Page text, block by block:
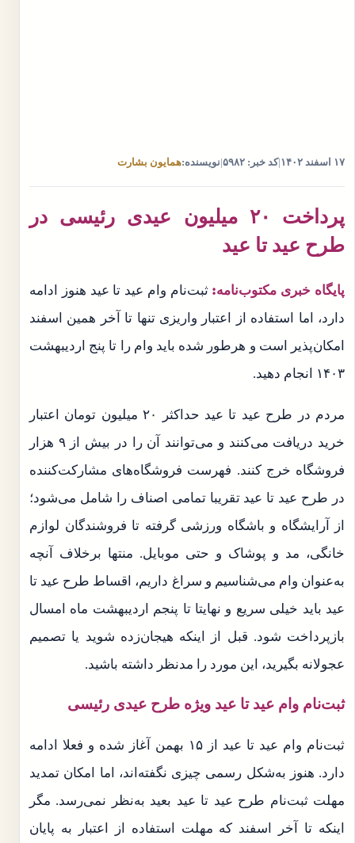
۱۷ اسفند ۱۴۰۲ |کد خبر: ۵۹۸۲ نویسنده:همایون بشارت
پرداخت ۲۰ میلیون عیدی رئیسی در
طرح عید تا عید
پایگاه خبری مکتوب‌نامه: ثبت‌نام وام عید تا عید هنوز ادامه
دارد، اما استفاده از اعتبار واریزی تنها تا آخر همین اسفند
امکان‌پذیر است و هرطور شده باید وام را تا پنج اردیبهشت
۱۴۰۳ انجام دهید.
مردم در طرح عید تا عید حداکثر ۲۰ میلیون تومان اعتبار
خرید دریافت می‌کنند و می‌توانند آن را در بیش از ۹ هزار
فروشگاه خرج کنند. فهرست فروشگاه‌های مشارکت‌کننده
در طرح عید تا عید تقریبا تمامی اصناف را شامل می‌شود؛
از آرایشگاه و باشگاه ورزشی گرفته تا فروشندگان لوازم
خانگی، مد و پوشاک و حتی موبایل. منتها برخلاف آنچه
به‌عنوان وام می‌شناسیم و سراغ داریم، اقساط طرح عید تا
عید باید خیلی سریع و نهایتا تا پنجم اردیبهشت ماه امسال
بازپرداخت شود. قبل از اینکه هیجان‌زده شوید یا تصمیم
عجولانه بگیرید، این مورد را مدنظر داشته باشید.
ثبت‌نام وام عید تا عید ویژه طرح عیدی رئیسی
ثبت‌نام وام عید تا عید از ۱۵ بهمن آغاز شده و فعلا ادامه
دارد. هنوز به‌شکل رسمی چیزی نگفته‌اند، اما امکان تمدید
مهلت ثبت‌نام طرح عید تا عید بعید به‌نظر نمی‌رسد. مگر
اینکه تا آخر اسفند که مهلت استفاده از اعتبار به پایان